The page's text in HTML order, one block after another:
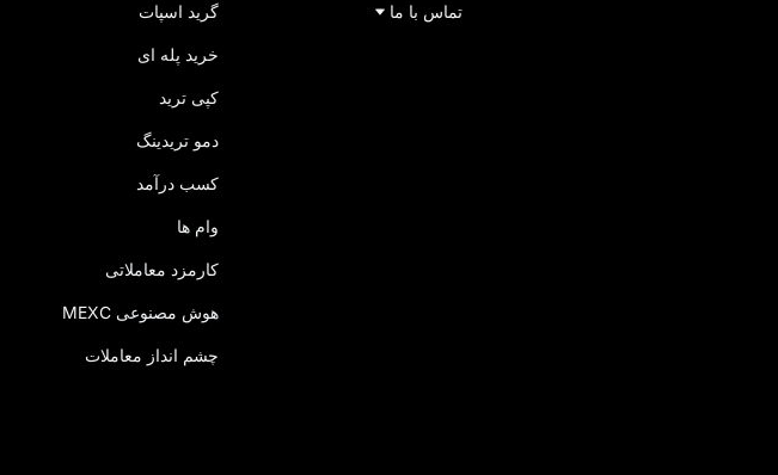
تماس با ما گرید اسپات
خرید پله‌ ای
کپی ترید
دمو تریدینگ
کسب درآمد
وام‌ ها
کارمزد معاملاتی
هوش مصنوعی MEXC
چشم انداز معاملات